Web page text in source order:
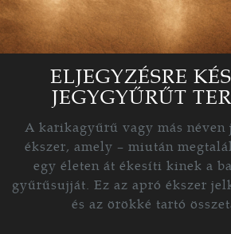
ELJEGYZÉSRE
JEGYGYŰRŰT
A karikagyűrű vagy más néven
ékszer, amely – miután
egy életen át ékesíti kinek a
gyűrűsujját. Ez az apró ékszer
és az örökké tartó